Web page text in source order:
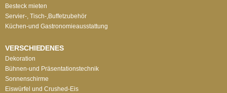
Besteck mieten
Servier-, Tisch-,Buffetzubehör
Küchen-und Gastronomieausstattung
VERSCHIEDENES
Dekoration
Bühnen-und Präsentationstechnik
Sonnenschirme
Eiswürfel und Crushed-Eis